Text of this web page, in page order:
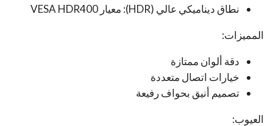
نطاق ديناميكي عالي (HDR): معيار VESA HDR400
المميزات:
دقة ألوان ممتازة
خيارات اتصال متعددة
تصميم أنيق بحواف رفيعة
العيوب: